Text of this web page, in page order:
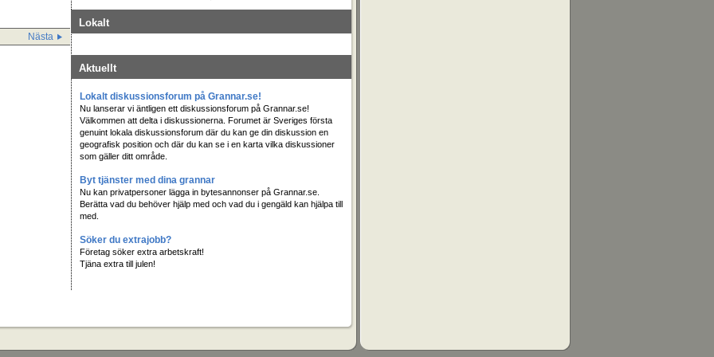
Nästa
Lokalt
Aktuellt
Lokalt diskussionsforum på Grannar.se!
Nu lanserar vi äntligen ett diskussionsforum på Grannar.se!
Välkommen att delta i diskussionerna. Forumet är Sveriges första
genuint lokala diskussionsforum där du kan ge din diskussion en
geografisk position och där du kan se i en karta vilka diskussioner
som gäller ditt område.
Byt tjänster med dina grannar
Nu kan privatpersoner lägga in bytesannonser på Grannar.se.
Berätta vad du behöver hjälp med och vad du i gengäld kan hjälpa till
med.
Söker du extrajobb?
Företag söker extra arbetskraft!
Tjäna extra till julen!